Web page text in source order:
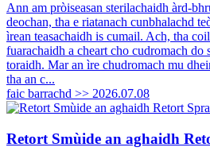
Ann am pròiseasan sterilachaidh àrd-
deochan, tha e riatanach cunbhalachd
ìrean teasachaidh is cumail. Ach, tha
fuarachaidh a cheart cho cudromach do
toraidh. Mar an ìre chudromach mu
tha an c...
faic barrachd >> 2026.07.08
Retort Smùide an aghaidh